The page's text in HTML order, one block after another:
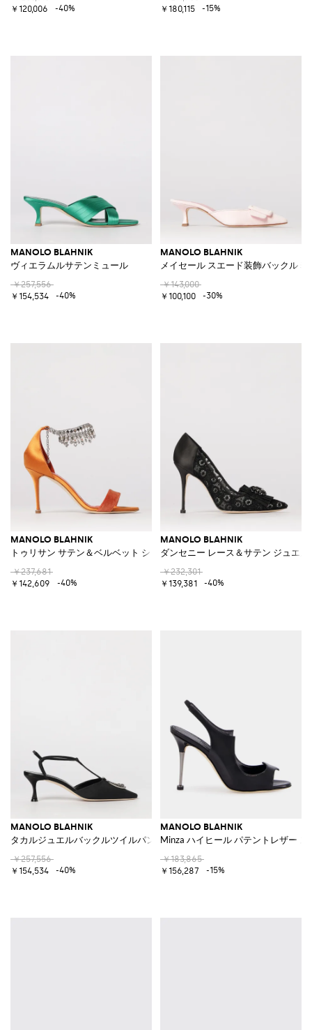
￥120,006
-40%
￥180,115
-15%
MANOLO BLAHNIK
ヴィエラムルサテンミュール
￥257,556
￥154,534
-40%
MANOLO BLAHNIK
メイセール スエード装飾バックルミ
￥143,000
￥100,100
-30%
MANOLO BLAHNIK
トゥリサン サテン＆ベルベット シャンデリアラインストーンサンダル
￥237,681
￥142,609
-40%
MANOLO BLAHNIK
ダンセニー レース＆サテン ジュエ
￥232,301
￥139,381
-40%
MANOLO BLAHNIK
タカルジュエルバックルツイルパンプス
￥257,556
￥154,534
-40%
MANOLO BLAHNIK
Minza ハイヒール パテントレザー
￥183,865
￥156,287
-15%